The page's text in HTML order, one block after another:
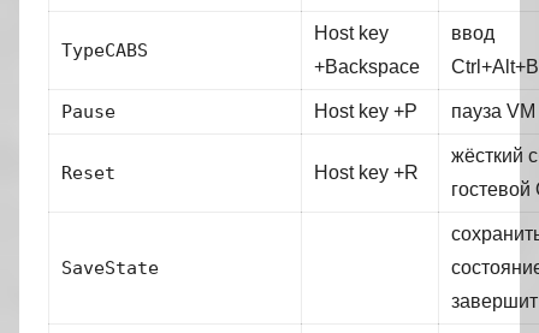
TypeCABS
Host key
+Backspace
ввод
Pause Host key +P пауза VM
Reset Host key +R
жёсткий
гостевой
SaveState